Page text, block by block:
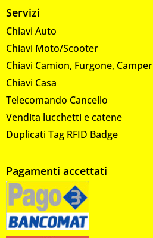
Servizi
Chiavi Auto
Chiavi Moto/Scooter
Chiavi Camion, Furgone, Camper
Chiavi Casa
Telecomando Cancello
Vendita lucchetti e catene
Duplicati Tag RFID Badge
Pagamenti accettati